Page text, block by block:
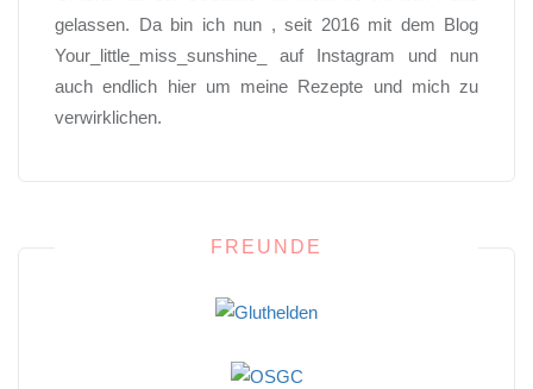
gelassen. Da bin ich nun , seit 2016 mit dem Blog
Your_little_miss_sunshine_ auf Instagram und nun
auch endlich hier um meine Rezepte und mich zu
verwirklichen.
FREUNDE